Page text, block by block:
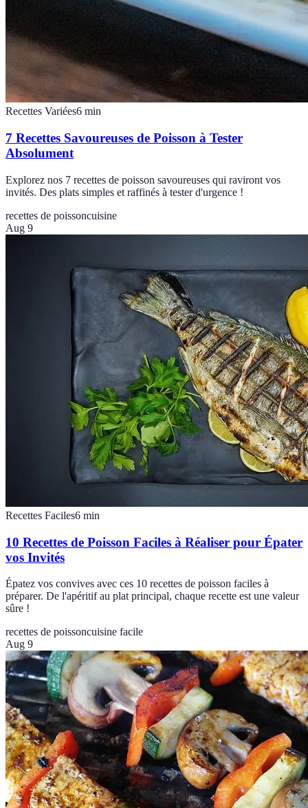
Recettes Variées6 min
7 Recettes Savoureuses de Poisson à Tester
Absolument
Explorez nos 7 recettes de poisson savoureuses qui raviront vos
invités. Des plats simples et raffinés à tester d'urgence !
recettes de poissoncuisine
Aug 9
Recettes Faciles6 min
10 Recettes de Poisson Faciles à Réaliser pour Épater
vos Invités
Épatez vos convives avec ces 10 recettes de poisson faciles à
préparer. De l'apéritif au plat principal, chaque recette est une valeur
sûre !
recettes de poissoncuisine facile
Aug 9